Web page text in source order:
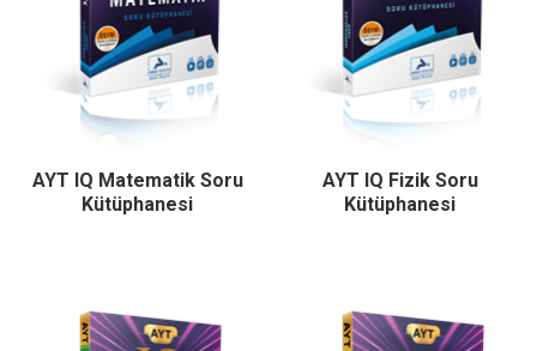
AYT IQ Matematik Soru
Kütüphanesi
AYT IQ Fizik Soru
Kütüphanesi